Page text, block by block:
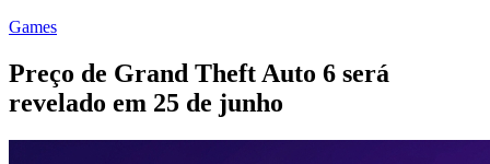
Games
Preço de Grand Theft Auto 6 será
revelado em 25 de junho